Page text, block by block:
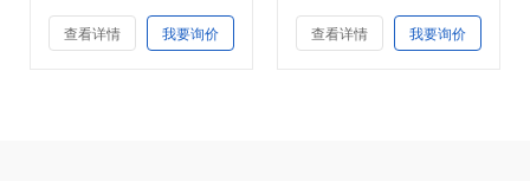
查看详情 我要询价 查看详情 我要询价